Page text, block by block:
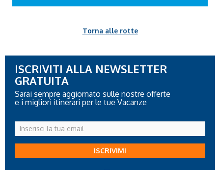
Torna alle rotte
ISCRIVITI ALLA NEWSLETTER
GRATUITA
Sarai sempre aggiornato sulle nostre offerte
e i migliori itinerari per le tue Vacanze
Inserisci
la
tua
ISCRIVIMI